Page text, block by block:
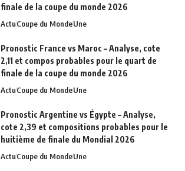
finale de la coupe du monde 2026
ActuCoupe du MondeUne
Pronostic France vs Maroc – Analyse, cote
2,11 et compos probables pour le quart de
finale de la coupe du monde 2026
ActuCoupe du MondeUne
Pronostic Argentine vs Égypte – Analyse,
cote 2,39 et compositions probables pour le
huitième de finale du Mondial 2026
ActuCoupe du MondeUne